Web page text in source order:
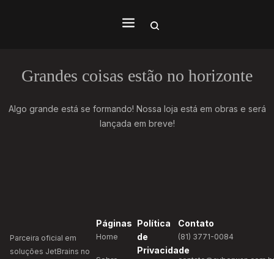
Grandes coisas estão no horizonte
Algo grande está se formando! Nossa loja está em obras e será
lançada em breve!
Parceira oficial em
soluções JetBrains no
Páginas
Home
Política
de
Privacidade
Contato
(81) 3771-0084